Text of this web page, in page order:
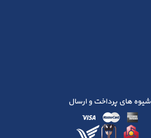
شیوه های پرداخت و ارسال